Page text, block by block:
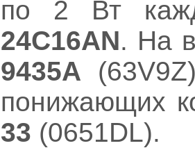
по 2 Вт
24C16AN. На
9435A
понижающих
33 (0651DL).